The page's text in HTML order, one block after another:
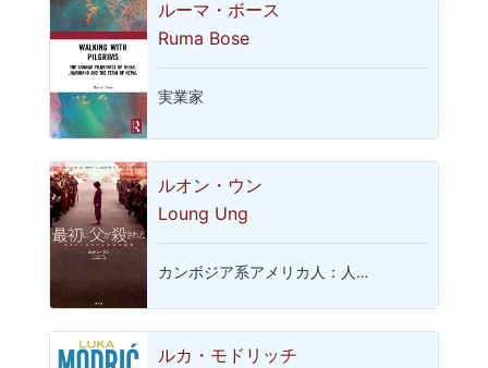
ルーマ・ボース
Ruma Bose
実業家
ルオン・ウン
Loung Ung
カンボジア系アメリカ人：人…
ルカ・モドリッチ